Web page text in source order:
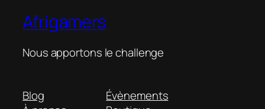
Afrigamers
Nous apportons le challenge
Blog
Évènements